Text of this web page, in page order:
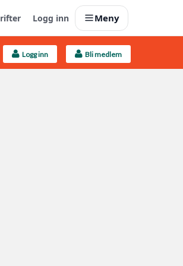
Logg inn Meny
Logg inn Bli medlem